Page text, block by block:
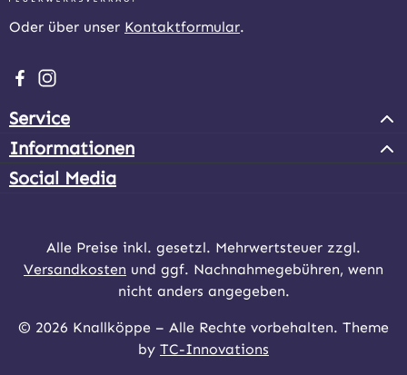
Oder über unser Kontaktformular.
Besuche uns auf Facebook – öffnet in neuem Tab
Schau auf Instagram vorbei – öffnet in neuem Tab
Service
Informationen
Social Media
Alle Preise inkl. gesetzl. Mehrwertsteuer zzgl.
Versandkosten und ggf. Nachnahmegebühren, wenn
nicht anders angegeben.
© 2026 Knallköppe – Alle Rechte vorbehalten. Theme
by TC-Innovations